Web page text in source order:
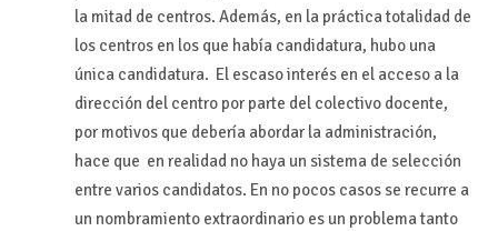
la mitad de centros. Además, en la práctica totalidad de
los centros en los que había candidatura, hubo una
única candidatura. El escaso interés en el acceso a la
dirección del centro por parte del colectivo docente,
por motivos que debería abordar la administración,
hace que en realidad no haya un sistema de selección
entre varios candidatos. En no pocos casos se recurre a
un nombramiento extraordinario es un problema tanto